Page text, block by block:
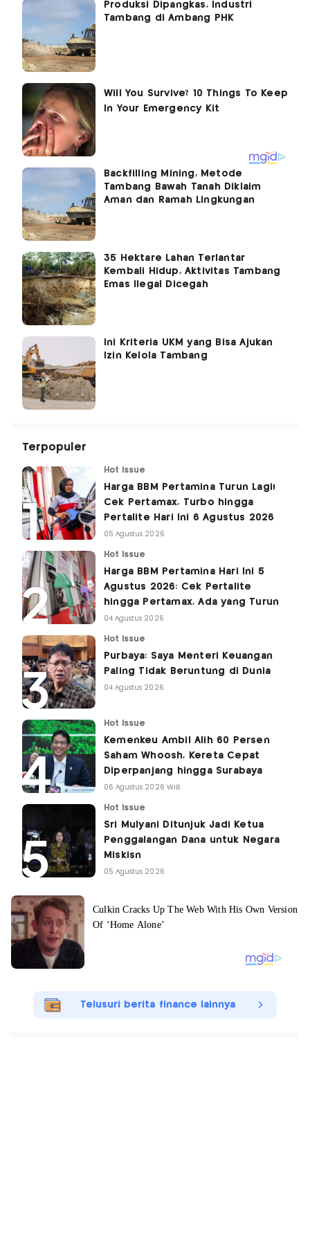
Produksi Dipangkas, Industri
Tambang di Ambang PHK
Backfilling Mining, Metode
Tambang Bawah Tanah Diklaim
Aman dan Ramah Lingkungan
35 Hektare Lahan Terlantar
Kembali Hidup, Aktivitas Tambang
Emas Ilegal Dicegah
Ini Kriteria UKM yang Bisa Ajukan
Izin Kelola Tambang
Terpopuler
Hot Issue
Harga BBM Pertamina Turun Lagi!
Cek Pertamax, Turbo hingga
Pertalite Hari Ini 6 Agustus 2026
05 Agustus 2026
Hot Issue
Harga BBM Pertamina Hari Ini 5
Agustus 2026: Cek Pertalite
hingga Pertamax, Ada yang Turun
04 Agustus 2026
Hot Issue
Purbaya: Saya Menteri Keuangan
Paling Tidak Beruntung di Dunia
04 Agustus 2026
Hot Issue
Kemenkeu Ambil Alih 60 Persen
Saham Whoosh, Kereta Cepat
Diperpanjang hingga Surabaya
06 Agustus 2026 WIB
Hot Issue
Sri Mulyani Ditunjuk Jadi Ketua
Penggalangan Dana untuk Negara
Miskisn
05 Agustus 2026
Telusuri berita finance lainnya